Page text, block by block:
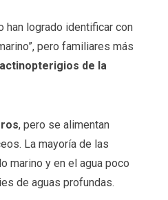
han logrado identificar con
pero familiares más
actinopterigios de la
, pero se alimentan
La mayoría de las
marino y en el agua poco
de aguas profundas.